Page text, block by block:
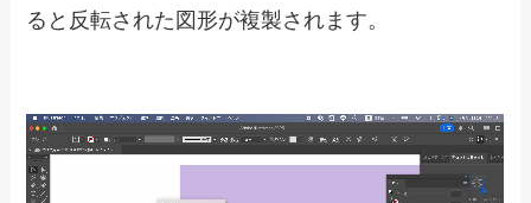
ると反転された図形が複製されます。